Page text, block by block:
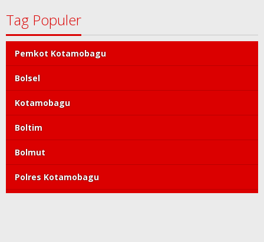
Tag Populer
Pemkot Kotamobagu
Bolsel
Kotamobagu
Boltim
Bolmut
Polres Kotamobagu